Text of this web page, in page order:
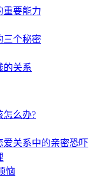
要能力
三个秘密
的关系
怎么办?
关系中的亲密恐吓
恼